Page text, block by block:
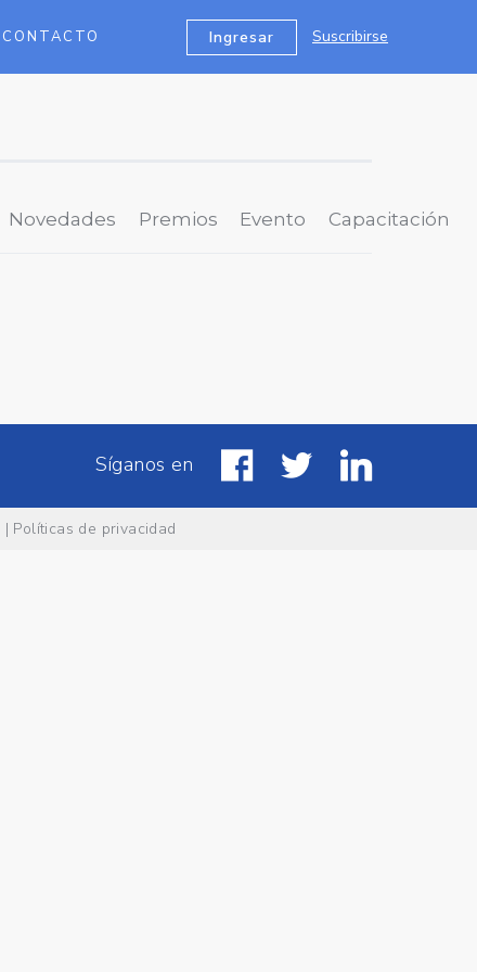
CONTACTO Ingresar Suscribirse
Novedades Premios Evento Capacitación
Síganos en
| Políticas de privacidad